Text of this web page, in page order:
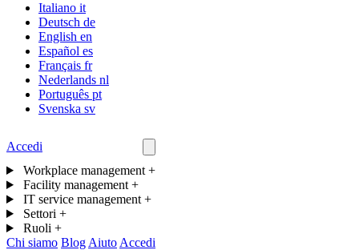
Italiano it
Deutsch de
English en
Español es
Français fr
Nederlands nl
Português pt
Svenska sv
Accedi
Workplace management +
Facility management +
IT service management +
Settori +
Ruoli +
Chi siamo Blog Aiuto Accedi